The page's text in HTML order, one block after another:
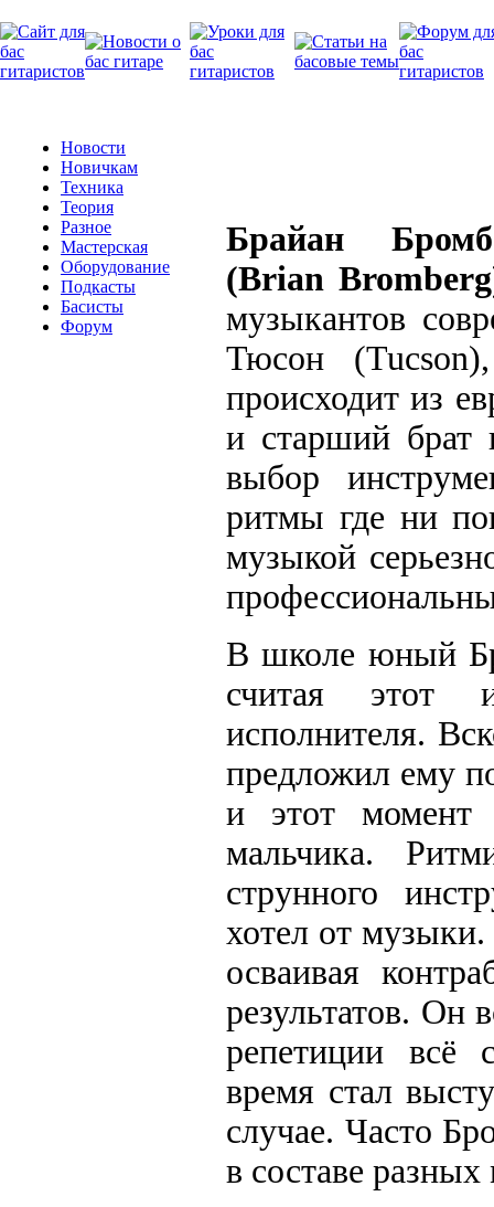
Новости
Новичкам
Техника
Теория
Разное
Мастерская
Оборудование
Подкасты
Басисты
Форум
Брайан
(Brian
музыкантов
Тюсон
происходит из
и старший брат
выбор
ритмы где ни
музыкой
В школе юный
считая этот
исполнителя.
предложил ему
и этот момент
мальчика.
струнного
хотел от
осваивая
результатов. Он
репетиции всё
время стал
случае. Часто
в составе